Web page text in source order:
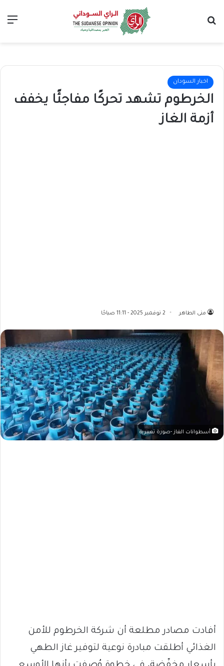
اخبار السودان
الخرطوم تشهد تحركًا مفاجئًا يخفف
أزمة الغاز
منى الطاهر 2 نوفمبر 2025 - 11:11 صباحًا
أسطوانات الغاز -صورة تعبيرية
أفادت مصادر مطلعة أن شركة الخرطوم للأمن
الغذائي أطلقت مبادرة نوعية لتوفير غاز الطهي